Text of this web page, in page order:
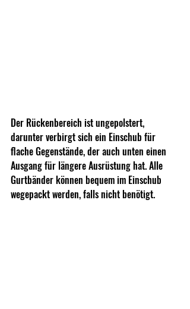
Der Rückenbereich ist ungepolstert,
darunter verbirgt sich ein Einschub für
flache Gegenstände, der auch unten einen
Ausgang für längere Ausrüstung hat. Alle
Gurtbänder können bequem im Einschub
wegepackt werden, falls nicht benötigt.